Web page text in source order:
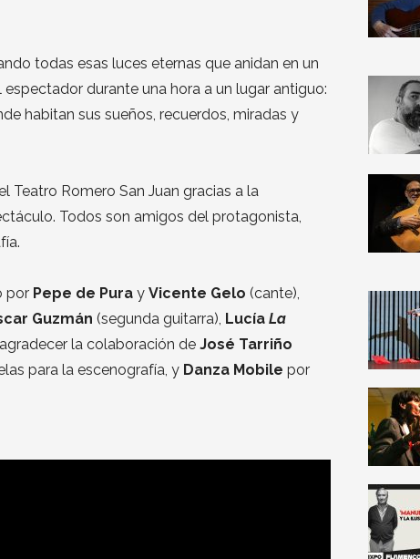
todas esas luces eternas que anidan en un
durante una hora a un lugar antiguo:
habitan sus sueños, recuerdos, miradas y
Teatro Romero San Juan gracias a la
Todos son amigos del protagonista,
por Pepe de Pura yVicente Gelo (cante),
Guzmán (segunda guitarra), LucíaLa
la colaboración deJosé Tarriño
para la escenografía, y Danza Mobile por